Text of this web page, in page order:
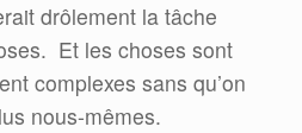
drôlement la tâche
Et les choses sont
complexes sans qu’on
nous-mêmes.